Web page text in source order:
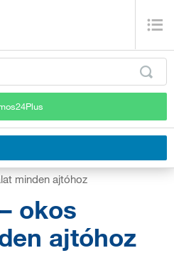
minden ajtóhoz
okos
ajtóhoz